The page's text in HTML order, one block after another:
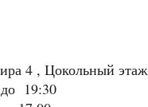
4 , Цокольный этаж
19:30